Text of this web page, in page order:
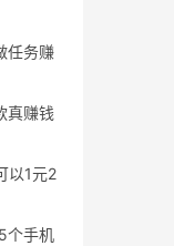
任务赚
真赚钱
以1元2
个手机